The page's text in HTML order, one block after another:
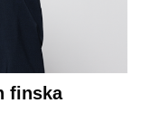
finska